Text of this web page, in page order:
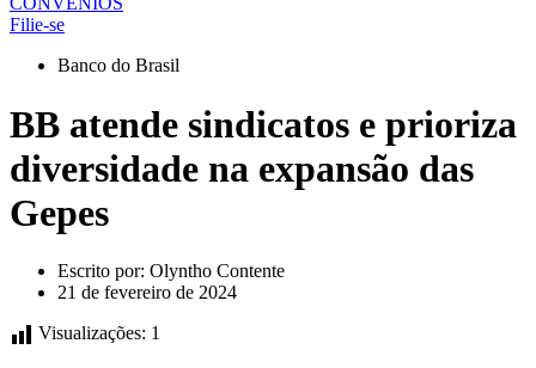
Filie-se
Banco do Brasil
BB atende sindicatos e prioriza
diversidade na expansão das
Gepes
Escrito por: Olyntho Contente
21 de fevereiro de 2024
Visualizações: 1